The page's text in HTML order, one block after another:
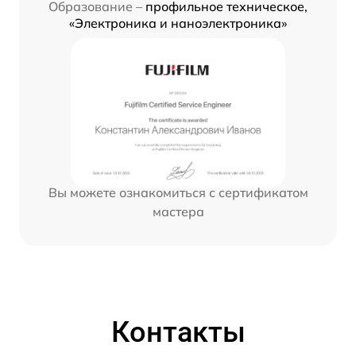
Образование – профильное техническое,
«Электроника и наноэлектроника»
Вы можете ознакомиться с сертификатом
мастера
Контакты